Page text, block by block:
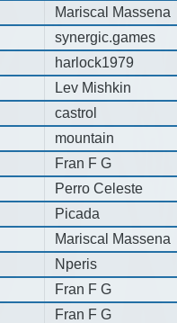
Mariscal Massena
synergic.games
harlock1979
Lev Mishkin
castrol
mountain
Fran F G
Perro Celeste
Picada
Mariscal Massena
Nperis
Fran F G
Fran F G